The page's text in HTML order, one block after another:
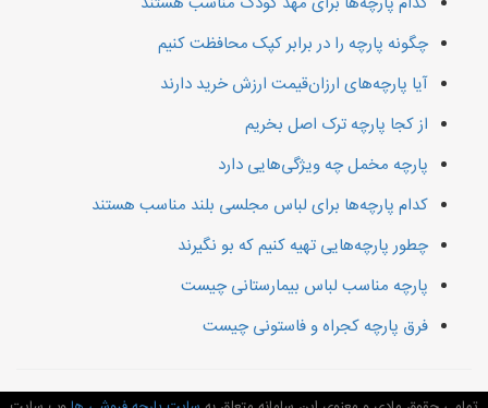
چگونه پارچه را در برابر کپک محافظت کنیم
آیا پارچه‌های ارزان‌قیمت ارزش خرید دارند
از کجا پارچه ترک اصل بخریم
پارچه مخمل چه ویژگی‌هایی دارد
کدام پارچه‌ها برای لباس مجلسی بلند مناسب هستند
چطور پارچه‌هایی تهیه کنیم که بو نگیرند
پارچه مناسب لباس بیمارستانی چیست
فرق پارچه کجراه و فاستونی چیست